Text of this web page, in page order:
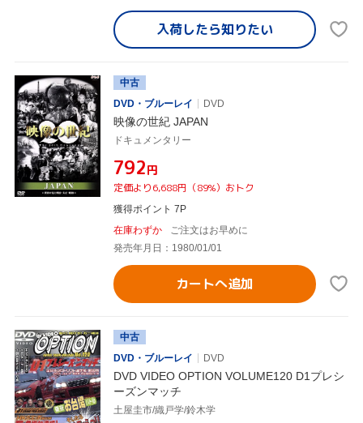
入荷したら知りたい
中古
DVD・ブルーレイ
DVD
映像の世紀 JAPAN
ドキュメンタリー
¥792円
定価より6,688円（89%）おトク
獲得ポイント 7P
在庫わずか
ご注文はお早めに
発売年月日：1980/01/01
カートへ追加
中古
DVD・ブルーレイ
DVD
DVD VIDEO OPTION VOLUME120 D1プレシ
ーズンマッチ
土屋圭市/織戸学/鈴木学